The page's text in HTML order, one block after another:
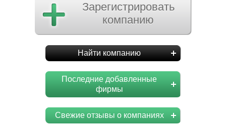
Зарегистрировать
компанию
Найти компанию
Последние добавленные
фирмы
Свежие отзывы о компаниях